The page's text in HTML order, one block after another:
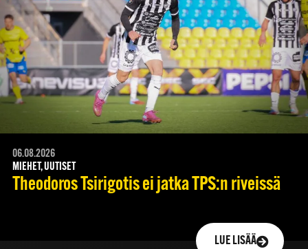
06.08.2026
MIEHET, UUTISET
Theodoros Tsirigotis ei jatka TPS:n riveissä
LUE LISÄÄ